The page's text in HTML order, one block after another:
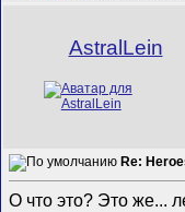
AstralLein
Re:
О что это? Это же...